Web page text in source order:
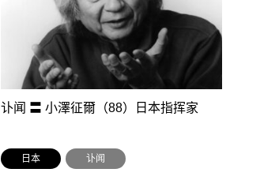
讣闻 〓 小澤征爾（88）日本指挥家
日本 讣闻